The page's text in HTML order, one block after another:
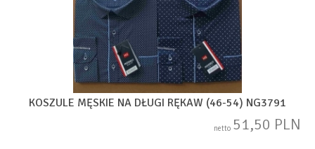
KOSZULE MĘSKIE NA DŁUGI RĘKAW (46-54) NG3791
netto 51,50 PLN